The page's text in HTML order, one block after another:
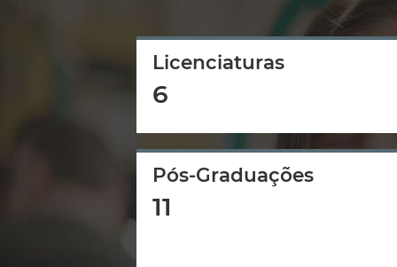
Licenciaturas
6
Pós-Graduações
11